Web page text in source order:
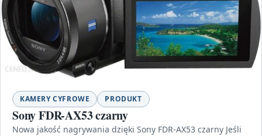
KAMERY CYFROWE PRODUKT
Sony FDR-AX53 czarny
Nowa jakość nagrywania dzięki Sony FDR-AX53 czarny Jeśli